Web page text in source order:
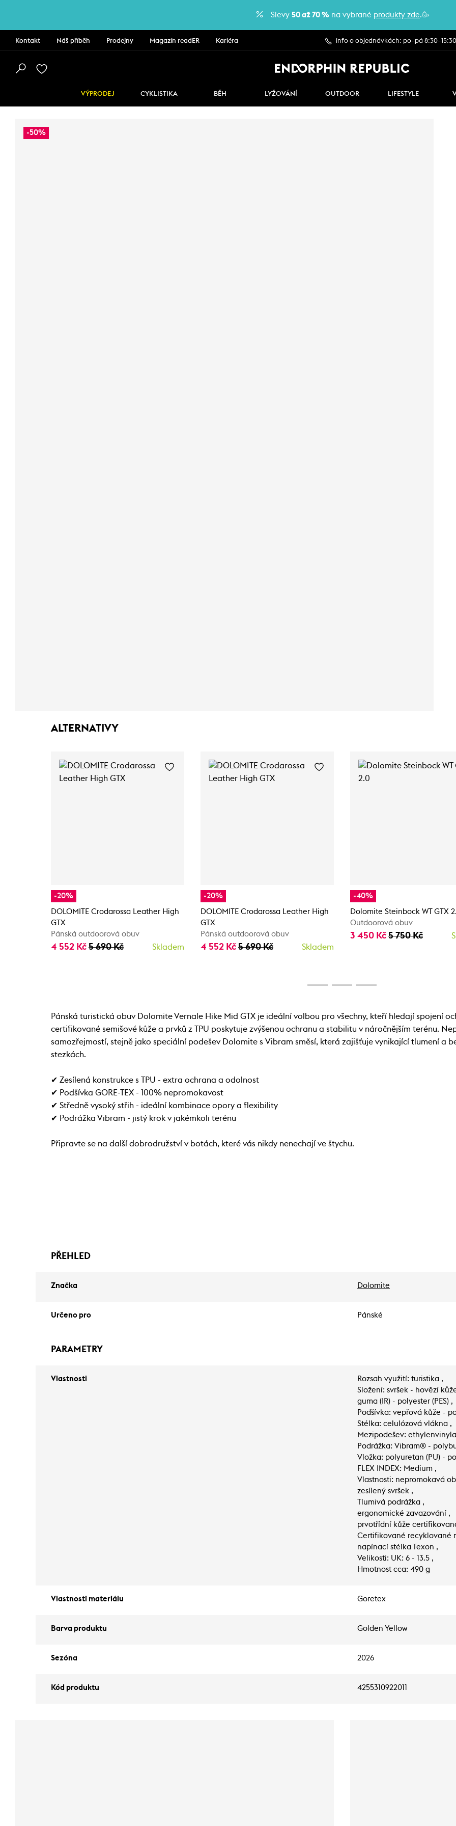
Slevy 50 až 70 % na vybrané produkty zde.🥳
Kontakt Náš příběh Prodejny Magazín readER Kariéra info o objednávkách: po–pá 8:30–15:30
VÝPRODEJ CYKLISTIKA BĚH LYŽOVÁNÍ OUTDOOR LIFESTYLE
-50%
ALTERNATIVY
-20%
DOLOMITE Crodarossa Leather High
GTX
Pánská outdoorová obuv
4 552 Kč 5 690 Kč Skladem
-20%
DOLOMITE Crodarossa Leather High
GTX
Pánská outdoorová obuv
4 552 Kč 5 690 Kč Skladem
-40%
Dolomite Steinbock WT GTX
Outdoorová obuv
3 450 Kč 5 750 Kč
Pánská turistická obuv Dolomite Vernale Hike Mid GTX je ideální volbou pro všechny, kteří hledají spojení
certifikované semišové kůže a prvků z TPU poskytuje zvýšenou ochranu a stabilitu v náročnějším terénu.
samozřejmostí, stejně jako speciální podešev Dolomite s Vibram směsí, která zajišťuje vynikající tlumení a
stezkách.
✔ Zesílená konstrukce s TPU - extra ochrana a odolnost
✔ Podšívka GORE-TEX - 100% nepromokavost
✔ Středně vysoký střih - ideální kombinace opory a flexibility
✔ Podrážka Vibram - jistý krok v jakémkoli terénu
Připravte se na další dobrodružství v botách, které vás nikdy nenechají ve štychu.
PŘEHLED
Značka Dolomite
Určeno pro Pánské
PARAMETRY
Vlastnosti
Rozsah využití: turistika ,
Složení: svršek - hovězí
guma (IR) - polyester (PES) ,
Podšívka: vepřová kůže -
Stélka: celulózová vlákna ,
Mezipodešev:
Podrážka: Vibram® -
Vložka: polyuretan (PU) -
FLEX INDEX: Medium ,
Vlastnosti: nepromokavá
zesílený svršek ,
Tlumivá podrážka ,
ergonomické zavazování ,
prvotřídní kůže
Certifikované recyklované
napínací stélka Texon ,
Velikosti: UK: 6 - 13.5 ,
Hmotnost cca: 490 g
Vlastnosti materiálu Goretex
Barva produktu Golden Yellow
Sezóna 2026
Kód produktu 4255310922011